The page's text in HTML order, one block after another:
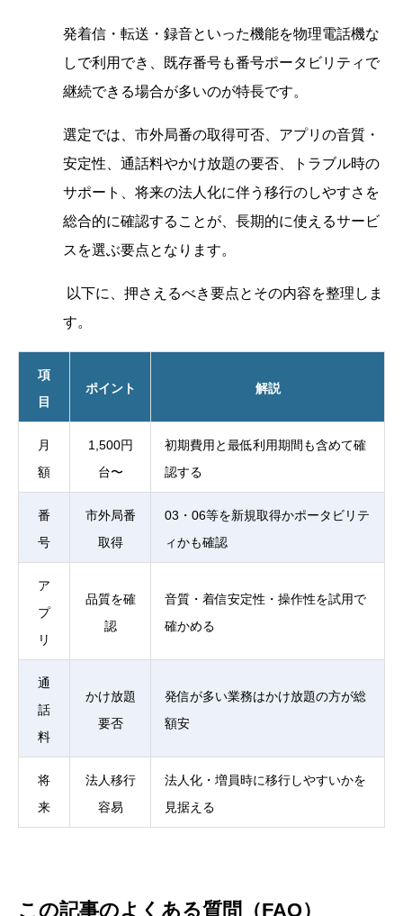
発着信・転送・録音といった機能を物理電話機な
しで利用でき、既存番号も番号ポータビリティで
継続できる場合が多いのが特長です。
選定では、市外局番の取得可否、アプリの音質・
安定性、通話料やかけ放題の要否、トラブル時の
サポート、将来の法人化に伴う移行のしやすさを
総合的に確認することが、長期的に使えるサービ
スを選ぶ要点となります。
以下に、押さえるべき要点とその内容を整理しま
す。
項
目
ポイント 解説
月
額
1,500円
台〜
初期費用と最低利用期間も含めて確
認する
番
号
市外局番
取得
03・06等を新規取得かポータビリテ
ィかも確認
ア
プ
リ
品質を確
認
音質・着信安定性・操作性を試用で
確かめる
通
話
料
かけ放題
要否
発信が多い業務はかけ放題の方が総
額安
将
来
法人移行
容易
法人化・増員時に移行しやすいかを
見据える
この記事のよくある質問（FAQ）